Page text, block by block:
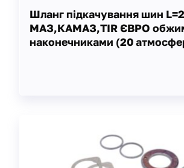
Шланг підкачування шин
МАЗ,КАМАЗ,TIR ЄВРО
наконечниками (20